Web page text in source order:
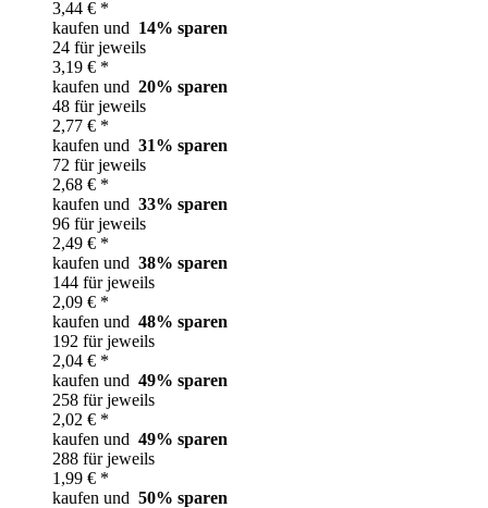
3,44 € *
kaufen und 14% sparen
24 für jeweils
3,19 € *
kaufen und 20% sparen
48 für jeweils
2,77 € *
kaufen und 31% sparen
72 für jeweils
2,68 € *
kaufen und 33% sparen
96 für jeweils
2,49 € *
kaufen und 38% sparen
144 für jeweils
2,09 € *
kaufen und 48% sparen
192 für jeweils
2,04 € *
kaufen und 49% sparen
258 für jeweils
2,02 € *
kaufen und 49% sparen
288 für jeweils
1,99 € *
kaufen und 50% sparen